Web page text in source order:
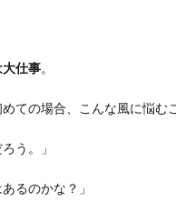
仕事。
ての場合、こんな風に悩む
う。」
るのかな？」